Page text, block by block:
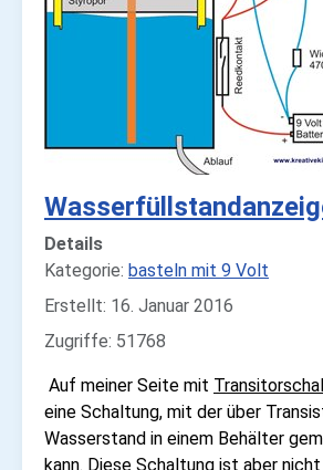
Details
Kategorie: basteln mit 9 Volt
Erstellt: 16. Januar 2016
Zugriffe: 51768
Auf meiner Seite mit
eine Schaltung, mit der über
Wasserstand in einem Behälter
kann. Diese Schaltung ist aber